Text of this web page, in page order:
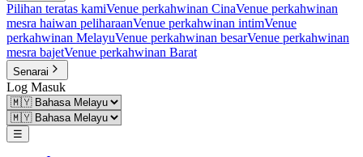
Pilihan teratas kamiVenue perkahwinan CinaVenue perkahwinan
mesra haiwan peliharaanVenue perkahwinan intimVenue
perkahwinan MelayuVenue perkahwinan besarVenue perkahwinan
mesra bajetVenue perkahwinan Barat
Senarai
Log Masuk
☰